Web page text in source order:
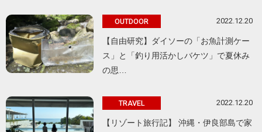
OUTDOOR 2022.12.20
【自由研究】ダイソーの「お魚計測ケー
ス」と「釣り用活かしバケツ」で夏休み
の思…
TRAVEL 2022.12.20
【リゾート旅行記】 沖縄・伊良部島で家